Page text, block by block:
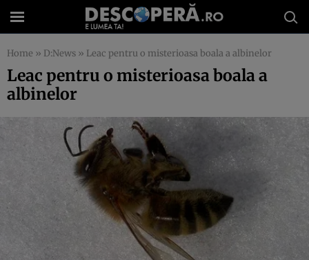
Home » D:News » Leac pentru o misterioasa boala a albinelor
Leac pentru o misterioasa boala a
albinelor